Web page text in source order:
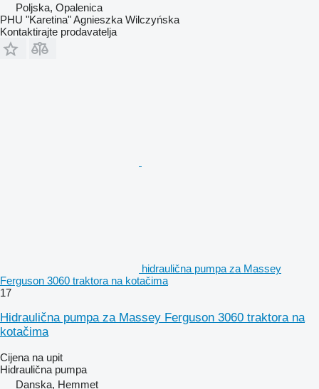
Poljska, Opalenica
PHU "Karetina" Agnieszka Wilczyńska
Kontaktirajte prodavatelja
hidraulična pumpa za Massey
Ferguson 3060 traktora na kotačima
17
Hidraulična pumpa za Massey Ferguson 3060 traktora na
kotačima
Cijena na upit
Hidraulična pumpa
Danska, Hemmet